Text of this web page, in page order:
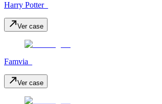
Harry Potter_
Ver case
Famvia_
Ver case